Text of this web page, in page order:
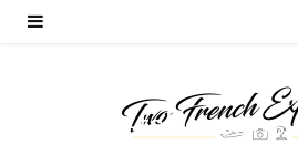
que-faire-paris-